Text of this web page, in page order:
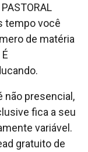
tempo você
de matéria
não presencial,
fica a seu
variável.
gratuito de